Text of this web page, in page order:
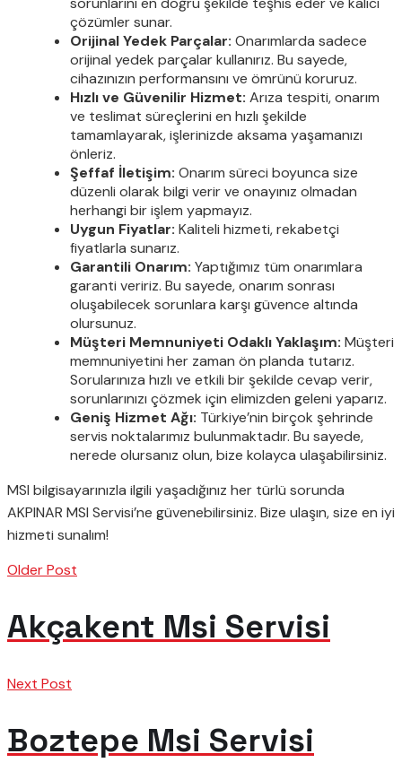
çözümler sunar.
Orijinal Yedek Parçalar: Onarımlarda sadece
orijinal yedek parçalar kullanırız. Bu sayede,
cihazınızın performansını ve ömrünü koruruz.
Hızlı ve Güvenilir Hizmet: Arıza tespiti, onarım
ve teslimat süreçlerini en hızlı şekilde
tamamlayarak, işlerinizde aksama yaşamanızı
önleriz.
Şeffaf İletişim: Onarım süreci boyunca size
düzenli olarak bilgi verir ve onayınız olmadan
herhangi bir işlem yapmayız.
Uygun Fiyatlar: Kaliteli hizmeti, rekabetçi
fiyatlarla sunarız.
Garantili Onarım: Yaptığımız tüm onarımlara
garanti veririz. Bu sayede, onarım sonrası
oluşabilecek sorunlara karşı güvence altında
olursunuz.
Müşteri Memnuniyeti Odaklı Yaklaşım: Müşteri
memnuniyetini her zaman ön planda tutarız.
Sorularınıza hızlı ve etkili bir şekilde cevap verir,
sorunlarınızı çözmek için elimizden geleni yaparız.
Geniş Hizmet Ağı: Türkiye’nin birçok şehrinde
servis noktalarımız bulunmaktadır. Bu sayede,
nerede olursanız olun, bize kolayca ulaşabilirsiniz.
MSI bilgisayarınızla ilgili yaşadığınız her türlü sorunda
AKPINAR MSI Servisi’ne güvenebilirsiniz. Bize ulaşın, size en iyi
hizmeti sunalım!
Older Post
Akçakent Msi Servisi
Next Post
Boztepe Msi Servisi